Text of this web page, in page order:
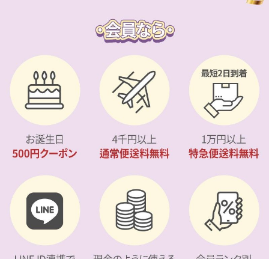
ショッピングガイド
アプリダウンロード
INSTAGRAM LINE